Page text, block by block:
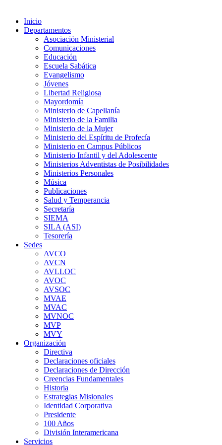
Inicio
Departamentos
Asociación Ministerial
Comunicaciones
Educación
Escuela Sabática
Evangelismo
Jóvenes
Libertad Religiosa
Mayordomía
Ministerio de Capellanía
Ministerio de la Familia
Ministerio de la Mujer
Ministerio del Espíritu de Profecía
Ministerio en Campus Públicos
Ministerio Infantil y del Adolescente
Ministerios Adventistas de Posibilidades
Ministerios Personales
Música
Publicaciones
Salud y Temperancia
Secretaría
SIEMA
SILA (ASI)
Tesorería
Sedes
AVCO
AVCN
AVLLOC
AVOC
AVSOC
MVAE
MVAC
MVNOC
MVP
MVY
Organización
Directiva
Declaraciones oficiales
Declaraciones de Dirección
Creencias Fundamentales
Historia
Estrategias Misionales
Identidad Corporativa
Presidente
100 Años
División Interamericana
Servicios